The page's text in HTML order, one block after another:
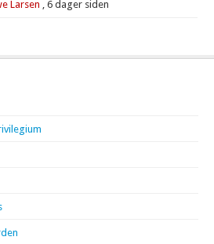
Larsen ,6 dager siden